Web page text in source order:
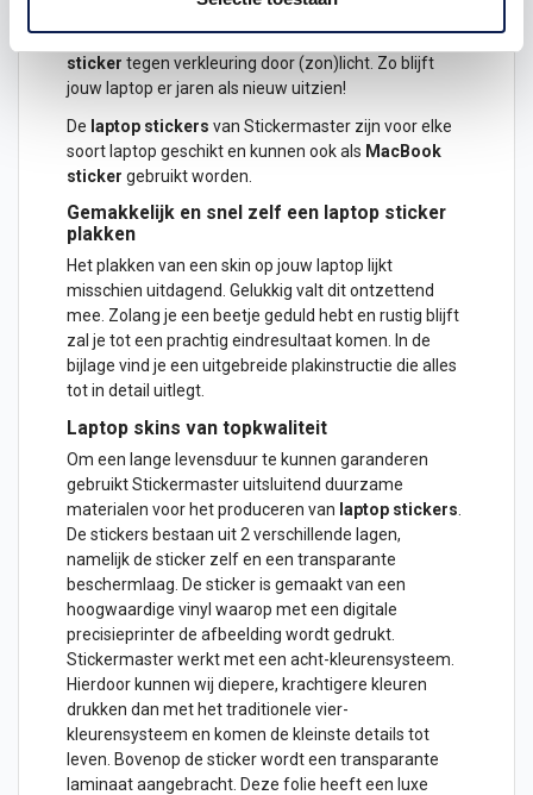
in een tas of sleeve. Ook beschermt delaptop
sticker tegen verkleuring door (zon)licht. Zo blijft
jouw laptop er jaren als nieuw uitzien!
De laptop stickers van Stickermaster zijn voor elke
soort laptop geschikt en kunnen ook als MacBook
sticker gebruikt worden.
Gemakkelijk en snel zelf een laptop sticker
plakken
Het plakken van een skin op jouw laptop lijkt
misschien uitdagend. Gelukkig valt dit ontzettend
mee. Zolang je een beetje geduld hebt en rustig blijft
zal je tot een prachtig eindresultaat komen. In de
bijlage vind je een uitgebreide plakinstructie die alles
tot in detail uitlegt.
Laptop skins van topkwaliteit
Om een lange levensduur te kunnen garanderen
gebruikt Stickermaster uitsluitend duurzame
materialen voor het produceren van laptop stickers
De stickers bestaan uit 2 verschillende lagen,
namelijk de sticker zelf en een transparante
beschermlaag. De sticker is gemaakt van een
hoogwaardige vinyl waarop met een digitale
precisieprinter de afbeelding wordt gedrukt.
Stickermaster werkt met een acht-kleurensysteem.
Hierdoor kunnen wij diepere, krachtigere kleuren
drukken dan met het traditionele vier-
kleurensysteem en komen de kleinste details tot
leven. Bovenop de sticker wordt een transparante
laminaat aangebracht. Deze folie heeft een luxe